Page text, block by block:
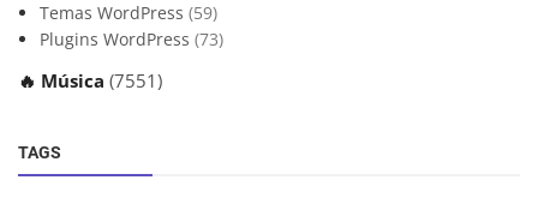
Temas WordPress (59)
Plugins WordPress (73)
🔥 Música (7551)
TAGS